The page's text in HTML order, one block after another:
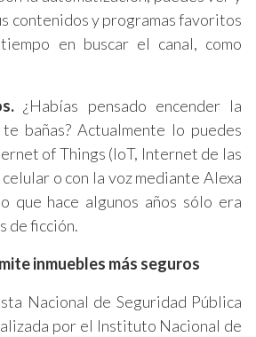
contenidos y programas favoritos
en buscar el canal, como
¿Habías pensado encender la
bañas? Actualmente lo puedes
of Things (IoT, Internet de las
o con la voz mediante Alexa
que hace algunos años sólo era
de ficción.
inmuebles más seguros
Nacional de Seguridad Pública
por el Instituto Nacional de